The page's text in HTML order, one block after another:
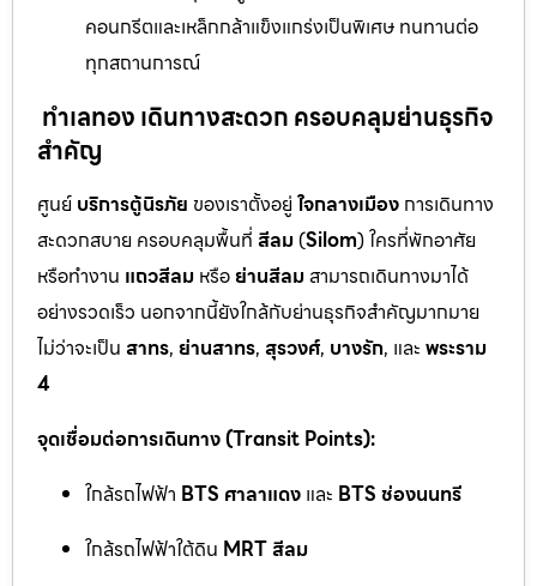
คอนกรีตและเหล็กกล้าแข็งแกร่งเป็นพิเศษ ทนทานต่อ
ทุกสถานการณ์
ทำเลทอง เดินทางสะดวก ครอบคลุมย่านธุรกิจ
สำคัญ
ศูนย์ บริการตู้นิรภัย ของเราตั้งอยู่ ใจกลางเมือง การเดินทาง
สะดวกสบาย ครอบคลุมพื้นที่ สีลม(Silom) ใครที่พักอาศัย
หรือทำงาน แถวสีลม หรือย่านสีลม สามารถเดินทางมาได้
อย่างรวดเร็ว นอกจากนี้ยังใกล้กับย่านธุรกิจสำคัญมากมาย
ไม่ว่าจะเป็น สาทร, ย่านสาทร, สุรวงศ์, บางรัก, และ พระราม
4
จุดเชื่อมต่อการเดินทาง (Transit Points):
ใกล้รถไฟฟ้า BTS ศาลาแดง และ BTS ช่องนนทรี
ใกล้รถไฟฟ้าใต้ดิน MRT สีลม